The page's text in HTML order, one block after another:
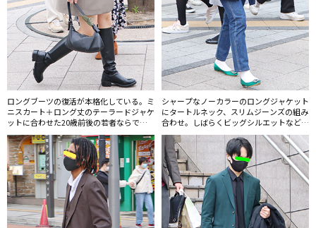
ロングブーツの復活が本格化している。ミ
ニスカート＋ロング丈のテーラードジャケ
ットに合わせた20歳前後の若者ならでは
のスタイルも見られた。
シャープなノーカラーのロングジャケット
にタートルネック、スリムジーンズの組み
合わせ。しばらくビッグシルエットなどス
トリート系のトレンドが続いていたが、少
しコンサバなファッションへの回帰が起き
ている印象。